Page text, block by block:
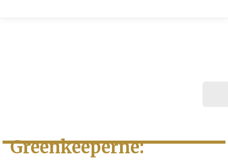
Greenkeeperne: